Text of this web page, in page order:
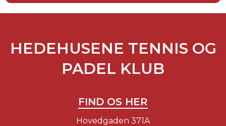
HEDEHUSENE TENNIS OG
PADEL KLUB
FIND OS HER
Hovedgaden 371A